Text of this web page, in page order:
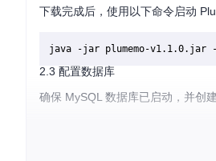
下载完成后，使用以下命令启动
java -jar plumemo-v1.1.0.jar --
2.3 配置数据库
确保 MySQL 数据库已启动，并创